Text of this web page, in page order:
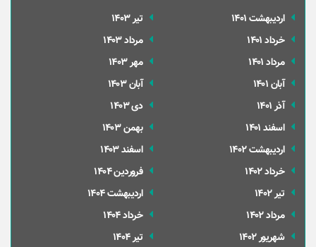
ارديبهشت 1401
خرداد 1401
مرداد 1401
آبان 1401
آذر 1401
اسفند 1401
ارديبهشت 1402
خرداد 1402
تير 1402
مرداد 1402
شهریور 1402
تير 1403
مرداد 1403
مهر 1403
آبان 1403
دی 1403
بهمن 1403
اسفند 1403
فروردین 1404
ارديبهشت 1404
خرداد 1404
تير 1404